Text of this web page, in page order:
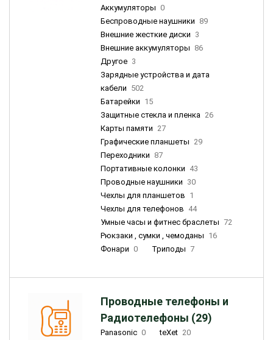
Аккумуляторы 0
Беспроводные наушники 89
Внешние жесткие диски 3
Внешние аккумуляторы 86
Другое 3
Зарядные устройства и дата
кабели 502
Батарейки 15
Защитные стекла и пленка 26
Карты памяти 27
Графические планшеты 29
Переходники 87
Портативные колонки 43
Проводные наушники 30
Чехлы для планшетов 1
Чехлы для телефонов 44
Умные часы и фитнес браслеты 72
Рюкзаки , сумки , чемоданы 16
Фонари 0 Триподы 7
Проводные телефоны и
Радиотелефоны (29)
Panasonic 0 teXet 20